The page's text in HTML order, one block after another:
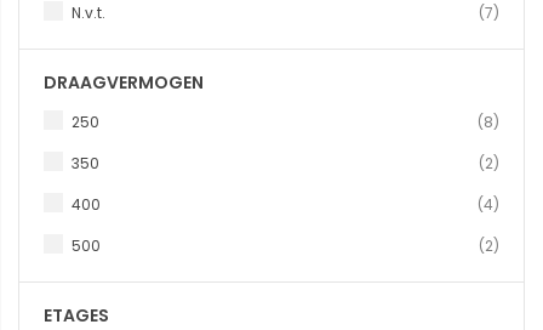
N.v.t. 7
DRAAGVERMOGEN
250 8
350 2
400 4
500 2
ETAGES